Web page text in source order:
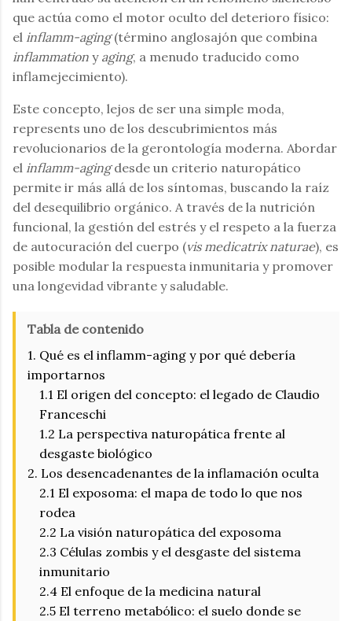
que actúa como el motor oculto del deterioro físico:
el inflamm-aging(término anglosajón que combina
inflammation y aging, a menudo traducido como
inflamejecimiento).
Este concepto, lejos de ser una simple moda,
represents uno de los descubrimientos más
revolucionarios de la gerontología moderna. Abordar
el inflamm-agingdesde un criterio naturopático
permite ir más allá de los síntomas, buscando la raíz
del desequilibrio orgánico. A través de la nutrición
funcional, la gestión del estrés y el respeto a la fuerza
de autocuración del cuerpo (vis medicatrix naturae), es
posible modular la respuesta inmunitaria y promover
una longevidad vibrante y saludable.
Tabla de contenido
1. Qué es el inflamm-aging y por qué debería
importarnos
1.1 El origen del concepto: el legado de Claudio
Franceschi
1.2 La perspectiva naturopática frente al
desgaste biológico
2. Los desencadenantes de la inflamación oculta
2.1 El exposoma: el mapa de todo lo que nos
rodea
2.2 La visión naturopática del exposoma
2.3 Células zombis y el desgaste del sistema
inmunitario
2.4 El enfoque de la medicina natural
2.5 El terreno metabólico: el suelo donde se